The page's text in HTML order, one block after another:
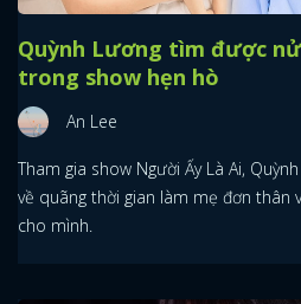
Quỳnh Lương tìm được
trong show hẹn hò
An Lee
Tham gia show Người Ấy Là Ai,
về quãng thời gian làm mẹ đơn thân
cho mình.